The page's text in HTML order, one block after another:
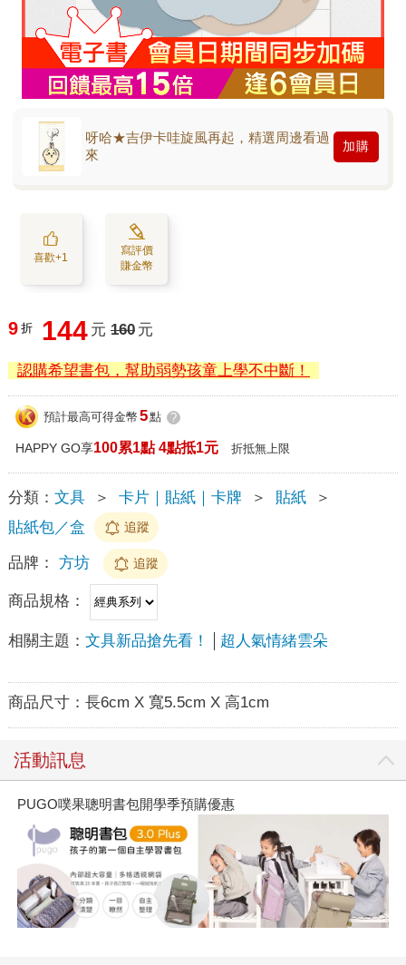
呀哈★吉伊卡哇旋風再起，精選周邊看過
來
加購
喜歡+1
寫評價
賺金幣
9 折 144 元 160 元
認購希望書包，幫助弱勢孩童上學不中斷！
預計最高可得金幣 5點 ?
HAPPY GO享100累1點 4點抵1元 折抵無上限
分類： 文具 ＞ 卡片｜貼紙｜卡牌 ＞ 貼紙
＞
貼紙包／盒
追蹤
品牌： 方坊 追蹤
商品規格：
相關主題： 文具新品搶先看！ 超人氣情緒雲朵
商品尺寸： 長6cm X 寬5.5cm X 高1cm
活動訊息
PUGO噗果聰明書包開學季預購優惠